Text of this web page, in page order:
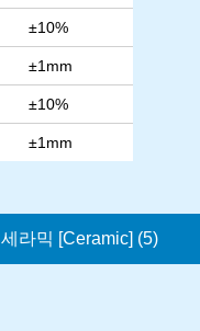
±10%
±1mm
±10%
±1mm
세라믹 [Ceramic] (5)